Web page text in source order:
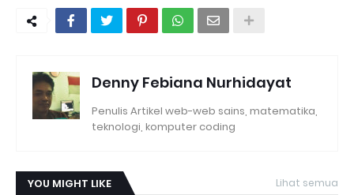
Denny Febiana Nurhidayat
Penulis Artikel web-web sains, matematika,
teknologi, komputer coding
YOU MIGHT LIKE Lihat semua